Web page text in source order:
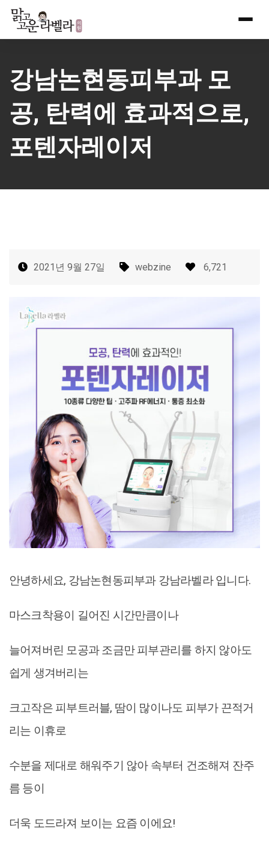
Skip
content
강남논현동피부과 모
공, 탄력에 효과적으로,
포텐자레이저
2021년 9월 27일 webzine 6,721
안녕하세요, 강남논현동피부과 강남라벨라 입니다.
마스크착용이 길어진 시간만큼이나
늘어져버린 모공과 조금만 피부관리를 하지 않아도
쉽게 생겨버리는
크고작은 피부트러블, 땀이 많이나도 피부가 끈적거
리는 이휴로
수분을 제대로 해워주기 않아 속부터 건조해져 잔주
름 등이
더욱 도드라져 보이는 요즘 이에요!